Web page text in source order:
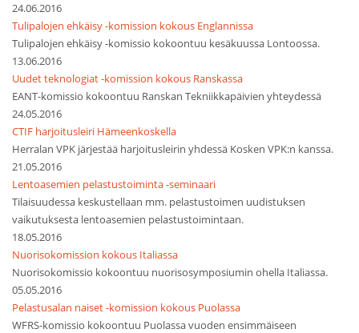
24.06.2016
Tulipalojen ehkäisy -komission kokous Englannissa
Tulipalojen ehkäisy -komissio kokoontuu kesäkuussa Lontoossa.
13.06.2016
Uudet teknologiat -komission kokous Ranskassa
EANT-komissio kokoontuu Ranskan Tekniikkapäivien yhteydessä
24.05.2016
CTIF harjoitusleiri Hämeenkoskella
Herralan VPK järjestää harjoitusleirin yhdessä Kosken VPK:n kanssa.
21.05.2016
Lentoasemien pelastustoiminta -seminaari
Tilaisuudessa keskustellaan mm. pelastustoimen uudistuksen
vaikutuksesta lentoasemien pelastustoimintaan.
18.05.2016
Nuorisokomission kokous Italiassa
Nuorisokomissio kokoontuu nuorisosymposiumin ohella Italiassa.
05.05.2016
Pelastusalan naiset -komission kokous Puolassa
WFRS-komissio kokoontuu Puolassa vuoden ensimmäiseen